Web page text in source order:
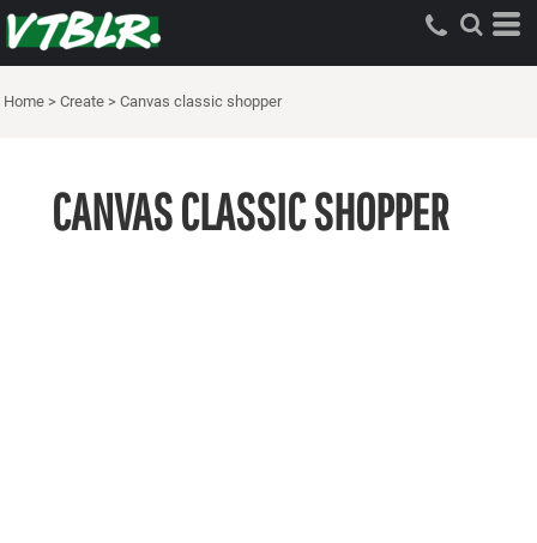
Home > Create > Canvas classic shopper
CANVAS CLASSIC SHOPPER